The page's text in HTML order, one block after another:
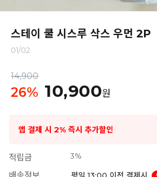
스테이 쿨 시스루 삭스 우먼 2P
01/02
14,900
26% 10,900원
앱 결제 시 2% 즉시 추가할인
적립금 3%